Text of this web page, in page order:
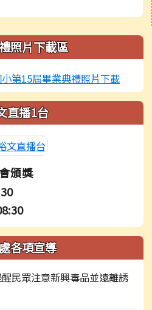
照片下載區
直播1台
頒獎
各項宣導